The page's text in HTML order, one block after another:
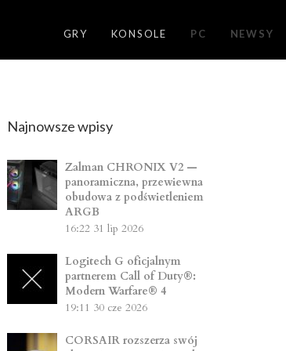
GRY KONSOLE PC NEWSY
Najnowsze wpisy
Zalman CHRONIX V2 —
panoramiczna, przewiewna
obudowa z podświetleniem
ARGB
16:22 31 lip 2026
Logitech G oficjalnym
partnerem Call of Duty®:
Modern Warfare® 4
19:11 30 cze 2026
CORSAIR rozszerza swój